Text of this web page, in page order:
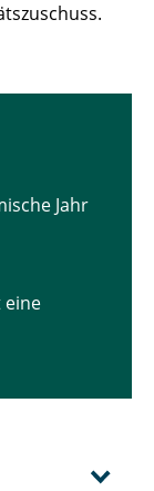
Jahr
eine